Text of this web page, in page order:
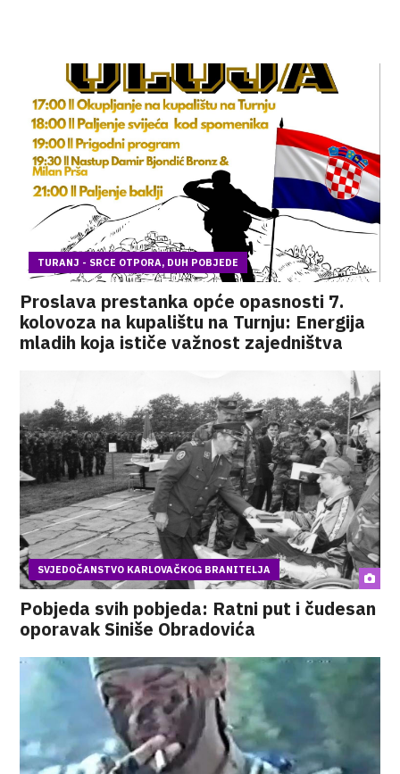
TURANJ - SRCE OTPORA, DUH POBJEDE
Proslava prestanka opće opasnosti 7.
kolovoza na kupalištu na Turnju: Energija
mladih koja ističe važnost zajedništva
SVJEDOČANSTVO KARLOVAČKOG BRANITELJA
Pobjeda svih pobjeda: Ratni put i čudesan
oporavak Siniše Obradovića